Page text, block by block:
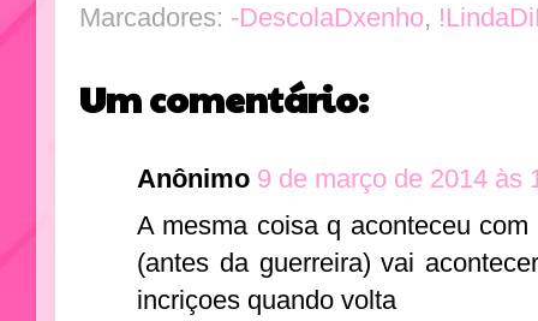
Marcadores: -DescolaDxenho,
Um comentário:
Anônimo 9 de março de 2014 às
A mesma coisa q aconteceu
(antes da guerreira) vai
incriçoes quando volta